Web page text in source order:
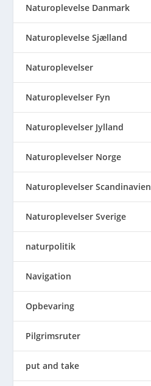
Naturoplevelse Danmark
Naturoplevelse Sjælland
Naturoplevelser
Naturoplevelser Fyn
Naturoplevelser Jylland
Naturoplevelser Norge
Naturoplevelser Scandinavien
Naturoplevelser Sverige
naturpolitik
Navigation
Opbevaring
Pilgrimsruter
put and take